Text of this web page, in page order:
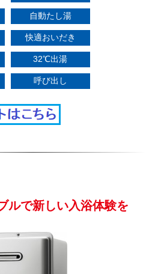
自動たし湯
快適おいだき
32℃出湯
呼び出し
ルで新しい入浴体験を